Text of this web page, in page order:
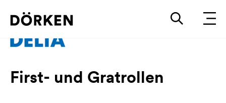
First- und Gratrollen